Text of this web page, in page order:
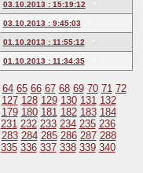
03.10.2013 : 15:19:12
03.10.2013 : 9:45:03
01.10.2013 : 11:55:12
01.10.2013 : 11:34:35
64 65 66 67 68 69 70 71 72
127 128 129 130 131 132
179 180 181 182 183 184
231 232 233 234 235 236
283 284 285 286 287 288
335 336 337 338 339 340